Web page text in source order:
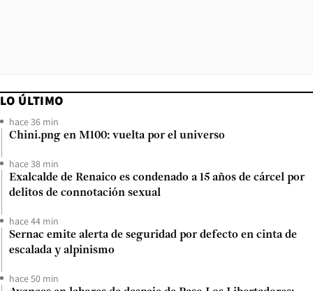
LO ÚLTIMO
hace 36 min
Chini.png en M100: vuelta por el universo
hace 38 min
Exalcalde de Renaico es condenado a 15 años de cárcel por
delitos de connotación sexual
hace 44 min
Sernac emite alerta de seguridad por defecto en cinta de
escalada y alpinismo
hace 50 min